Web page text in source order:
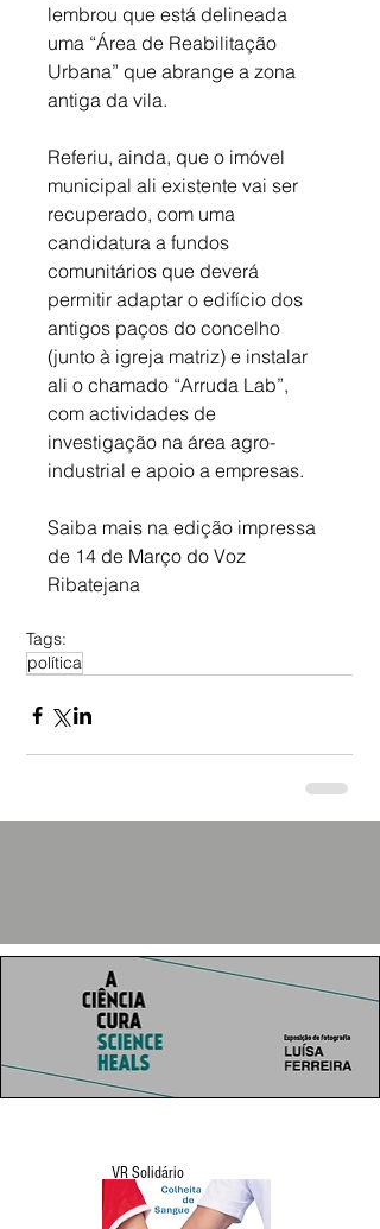
lembrou que está delineada
uma “Área de Reabilitação
Urbana” que abrange a zona
antiga da vila.
Referiu, ainda, que o imóvel
municipal ali existente vai ser
recuperado, com uma
candidatura a fundos
comunitários que deverá
permitir adaptar o edifício dos
antigos paços do concelho
(junto à igreja matriz) e instalar
ali o chamado “Arruda Lab”,
com actividades de
investigação na área agro-
industrial e apoio a empresas.
Saiba mais na edição impressa
de 14 de Março do Voz
Ribatejana
Tags:
política
VR Solidário